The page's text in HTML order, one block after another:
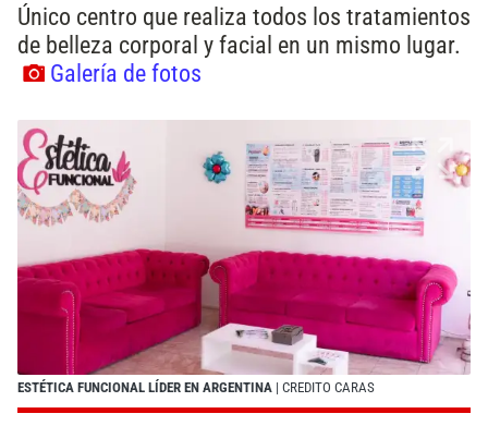
Único centro que realiza todos los tratamientos
de belleza corporal y facial en un mismo lugar.
Galería de fotos
ESTÉTICA FUNCIONAL LÍDER EN ARGENTINA | CREDITO CARAS